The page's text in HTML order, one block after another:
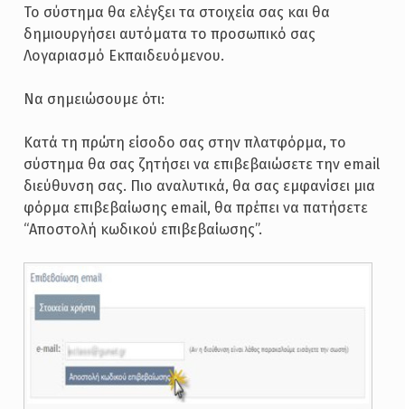
Το σύστημα θα ελέγξει τα στοιχεία σας και θα
δημιουργήσει αυτόματα το προσωπικό σας
Λογαριασμό Εκπαιδευόμενου.
Να σημειώσουμε ότι:
Κατά τη πρώτη είσοδο σας στην πλατφόρμα, το
σύστημα θα σας ζητήσει να επιβεβαιώσετε την email
διεύθυνση σας. Πιο αναλυτικά, θα σας εμφανίσει μια
φόρμα επιβεβαίωσης email, θα πρέπει να πατήσετε
“Αποστολή κωδικού επιβεβαίωσης”.